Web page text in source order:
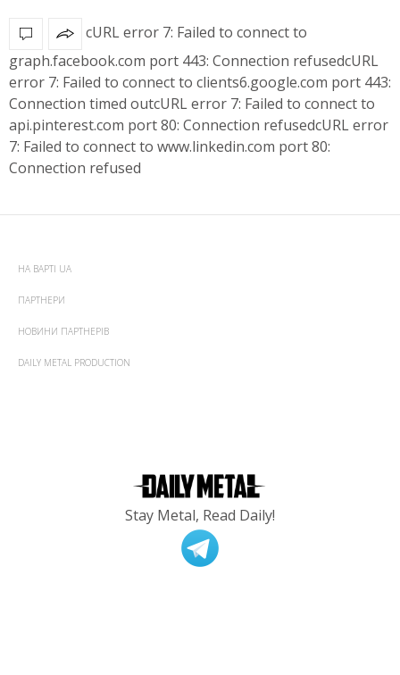
cURL error 7: Failed to connect to
graph.facebook.com port 443: Connection refusedcURL
error 7: Failed to connect to clients6.google.com port 443:
Connection timed outcURL error 7: Failed to connect to
api.pinterest.com port 80: Connection refusedcURL error
7: Failed to connect to www.linkedin.com port 80:
Connection refused
НА ВАРТІ UA
ПАРТНЕРИ
НОВИНИ ПАРТНЕРІВ
DAILY METAL PRODUCTION
Stay Metal, Read Daily!